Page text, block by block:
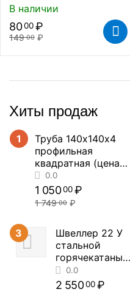
В наличии
149 00 ₽
8000 ₽
Хиты продаж
1
Труба 140х140х4
профильная
квадратная (цена
за метр погонный)
1 749 00 ₽
1 05000 ₽
3
Швеллер 22 У
стальной
горячекатаный
(цена за метр
погонный)
2 55000 ₽